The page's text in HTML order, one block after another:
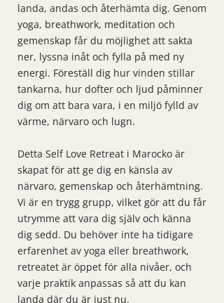
landa, andas och återhämta dig. Genom
yoga, breathwork, meditation och
gemenskap får du möjlighet att sakta
ner, lyssna inåt och fylla på med ny
energi. Föreställ dig hur vinden stillar
tankarna, hur dofter och ljud påminner
dig om att bara vara, i en miljö fylld av
värme, närvaro och lugn.
Detta Self Love Retreat i Marocko är
skapat för att ge dig en känsla av
närvaro, gemenskap och återhämtning.
Vi är en trygg grupp, vilket gör att du får
utrymme att vara dig själv och känna
dig sedd. Du behöver inte ha tidigare
erfarenhet av yoga eller breathwork,
retreatet är öppet för alla nivåer, och
varje praktik anpassas så att du kan
landa där du är just nu.